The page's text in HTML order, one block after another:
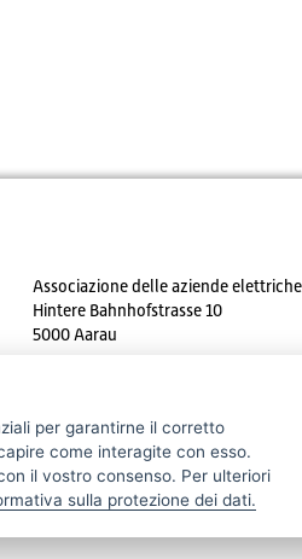
Associazione delle aziende
Hintere Bahnhofstrasse 10
5000 Aarau
per garantirne il corretto
come interagite con esso.
il vostro consenso. Per ulteriori
sulla protezione dei dati.